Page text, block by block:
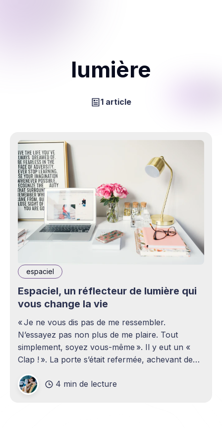
lumière
1 article
espaciel
Espaciel, un réflecteur de lumière qui
vous change la vie
« Je ne vous dis pas de me ressembler.
N’essayez pas non plus de me plaire. Tout
simplement, soyez vous-même ». Il y eut un «
Clap ! ». La porte s’était refermée, achevant de
couloirs de l’immeuble, je percevais nettement
les bruits de
4 min de lecture